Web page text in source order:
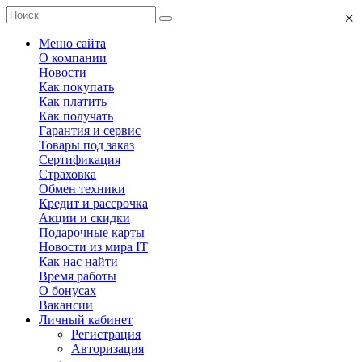
Меню сайта
О компании
Новости
Как покупать
Как платить
Как получать
Гарантия и сервис
Товары под заказ
Сертификация
Страховка
Обмен техники
Кредит и рассрочка
Акции и скидки
Подарочные карты
Новости из мира IT
Как нас найти
Время работы
О бонусах
Вакансии
Личный кабинет
Регистрация
Авторизация
×